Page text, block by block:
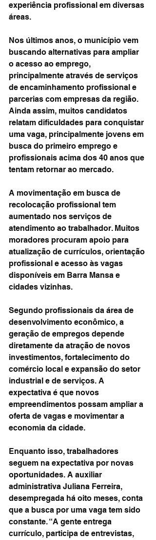
experiência profissional em diversas
áreas.
Nos últimos anos, o município vem
buscando alternativas para ampliar
o acesso ao emprego,
principalmente através de serviços
de encaminhamento profissional e
parcerias com empresas da região.
Ainda assim, muitos candidatos
relatam dificuldades para conquistar
uma vaga, principalmente jovens em
busca do primeiro emprego e
profissionais acima dos 40 anos que
tentam retornar ao mercado.
A movimentação em busca de
recolocação profissional tem
aumentado nos serviços de
atendimento ao trabalhador. Muitos
moradores procuram apoio para
atualização de currículos, orientação
profissional e acesso às vagas
disponíveis em Barra Mansa e
cidades vizinhas.
Segundo profissionais da área de
desenvolvimento econômico, a
geração de empregos depende
diretamente da atração de novos
investimentos, fortalecimento do
comércio local e expansão do setor
industrial e de serviços. A
expectativa é que novos
empreendimentos possam ampliar a
oferta de vagas e movimentar a
economia da cidade.
Enquanto isso, trabalhadores
seguem na expectativa por novas
oportunidades. A auxiliar
administrativa Juliana Ferreira,
desempregada há oito meses, conta
que a busca por uma vaga tem sido
constante. “A gente entrega
currículo, participa de entrevistas,